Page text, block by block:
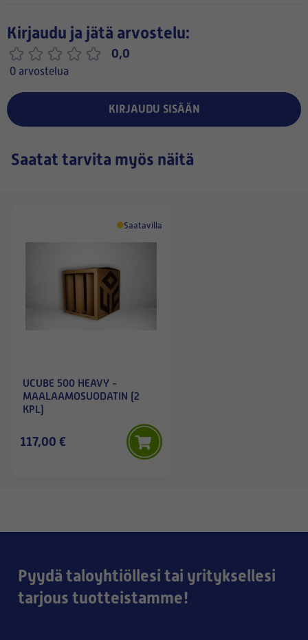
Kirjaudu ja jätä arvostelu:
0,0
0 arvostelua
KIRJAUDU SISÄÄN
Saatat tarvita myös näitä
Saatavilla
UCUBE 500 HEAVY -
MAALAAMOSUODATIN (2
KPL)
117,00 €
Pyydä taloyhtiöllesi tai yrityksellesi
tarjous tuotteistamme!